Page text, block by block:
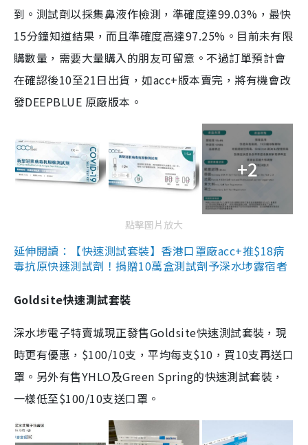
到。測試劑以採集鼻液作檢測，準確度達99.03%，最快
15分鐘知道結果，而且準確度高達97.25%。目前未有限
購數量，需要大量購入的朋友可留意。不過訂單預計會
在確認後10至21日出貨，如acc+版本賣完，將有機會改
發DEEPBLUE 原廠版本。
+2
點擊圖片放大
延伸閱讀：【快速測試套裝】香港口罩廠acc+推$18病
毒抗原快速測試劑！捐贈10萬盒測試劑予深水埗露宿者
Goldsite快速測試套裝
深水埗電子特賣城現正發售Goldsite快速測試套裝，現
時更有優惠，$100/10支，平均每支$10，買10支再送口
罩。另外有售YHLO及Green Spring的快速測試套裝，
一樣低至$100/10支送口罩。